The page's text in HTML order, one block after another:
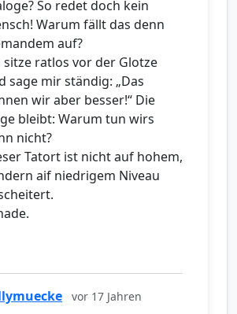
So redet doch kein
Warum fällt das denn
auf?
sitze ratlos vor der Glotze
sage mir ständig: „Das
wir aber besser!“ Die
bleibt: Warum tun wirs
nicht?
Tatort ist nicht auf hohem,
aif niedrigem Niveau
vor 17 Jahren